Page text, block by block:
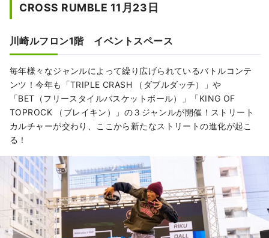
CROSS RUMBLE 11月23日
川崎ルフロン1階 イベントスペース
毎年様々なジャンルによって繰り広げられているバトルコンテ
ンツ！今年も「TRIPLE CRASH （ダブルダッチ）」や
「BET（フリースタイルバスケットボール）」「KING OF
TOPROCK （ブレイキン）」の３ジャンルが開催！ストリート
カルチャーが交わり、ここから新たなストリートの進化が起こ
る！